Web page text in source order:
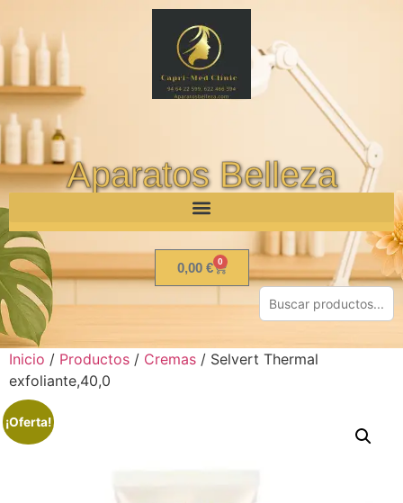
Aparatos Belleza
0,00 € 0
Inicio / Productos / Cremas / Selvert Thermal
exfoliante,40,0
¡Oferta!